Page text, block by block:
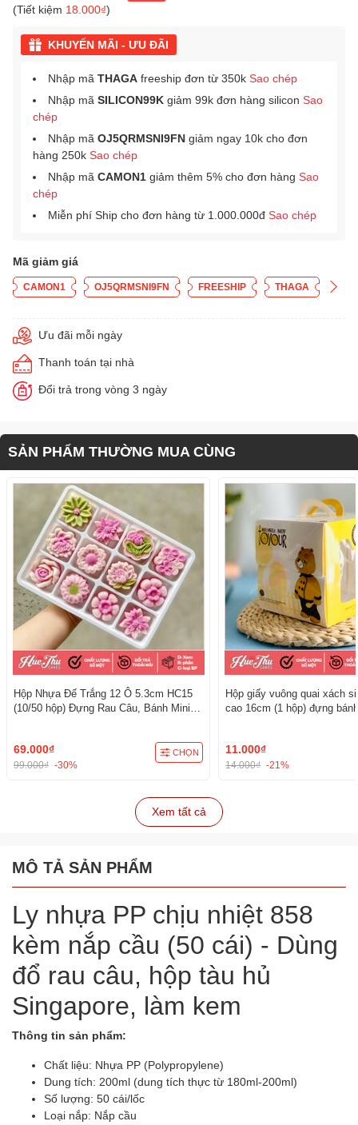
(Tiết kiệm 18.000₫)
KHUYẾN MÃI - ƯU ĐÃI
Nhập mã THAGA freeship đơn từ 350k Sao chép
Nhập mã SILICON99K giảm 99k đơn hàng silicon Sao
chép
Nhập mã OJ5QRMSNI9FN giảm ngay 10k cho đơn
hàng 250k Sao chép
Nhập mã CAMON1 giảm thêm 5% cho đơn hàng Sao
chép
Miễn phí Ship cho đơn hàng từ 1.000.000đ Sao chép
Mã giảm giá
CAMON1 OJ5QRMSNI9FN FREESHIP THAGA
Ưu đãi mỗi ngày
Thanh toán tại nhà
Đổi trả trong vòng 3 ngày
SẢN PHẨM THƯỜNG MUA CÙNG
Hộp Nhựa Đế Trắng 12 Ô 5.3cm HC15
(10/50 hộp) Đựng Rau Câu, Bánh Mini,
69.000₫
99.000₫ -30%
CHỌN
Hộp giấy vuông quai xách
cao 16cm (1 hộp) đựng
11.000₫
14.000₫ -21%
Xem tất cả
MÔ TẢ SẢN PHẨM
Ly nhựa PP chịu nhiệt 858
kèm nắp cầu (50 cái) - Dùng
đổ rau câu, hộp tàu hủ
Singapore, làm kem
Thông tin sản phẩm:
Chất liệu: Nhựa PP (Polypropylene)
Dung tích: 200ml (dung tích thực từ 180ml-200ml)
Số lượng: 50 cái/lốc
Loại nắp: Nắp cầu